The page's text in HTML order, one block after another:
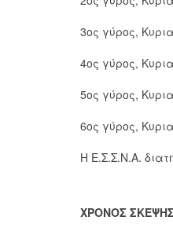
3ος γύρος,
4ος γύρος,
5ος γύρος,
6ος γύρος,
Η Ε.Σ.Σ.Ν.Α.
ΧΡΟΝΟΣ ΣΚΕΨΗΣ